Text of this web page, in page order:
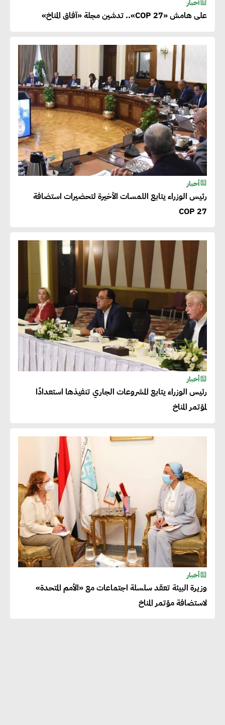
أخبار
على هامش «COP 27».. تدشين مجلة «آفاق المناخ»
أخبار
رئيس الوزراء يتابع اللمسات الأخيرة لتحضيرات استضافة
COP 27
أخبار
رئيس الوزراء يتابع المشروعات الجاري تنفيذها استعدادًا
لمؤتمر المناخ
أخبار
وزيرة البيئة تعقد سلسلة اجتماعات مع «الأمم المتحدة»
لاستضافة مؤتمر المناخ